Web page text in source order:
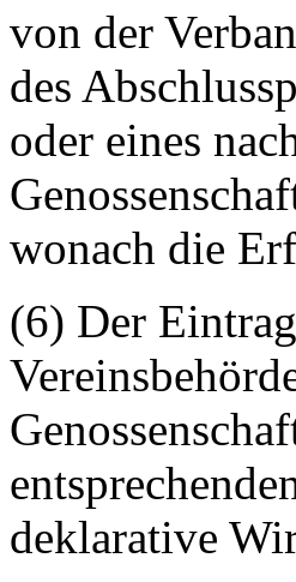
von der
des
oder eines
wonach die
(6) Der
deklarative